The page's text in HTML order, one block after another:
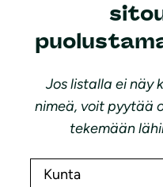
Jos listalla ei näy
nimeä, voit pyytää
tekemään